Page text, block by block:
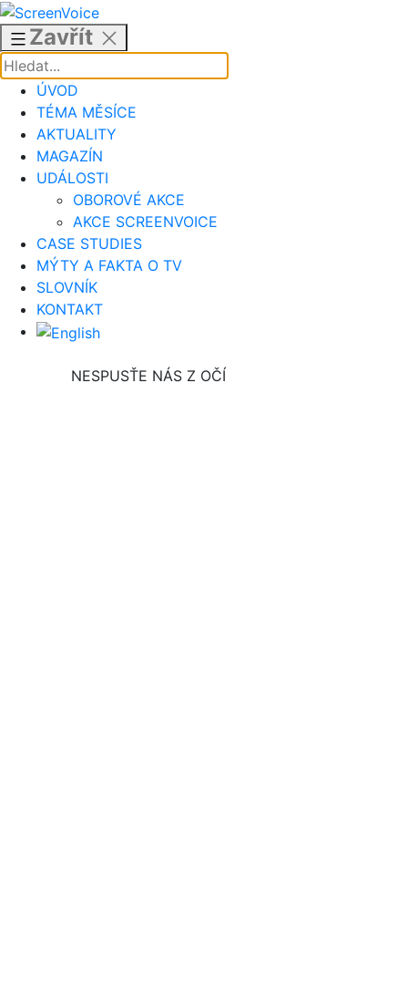
Přejít
obsahu
Zavřít
ÚVOD
TÉMA MĚSÍCE
AKTUALITY
MAGAZÍN
UDÁLOSTI
OBOROVÉ AKCE
AKCE SCREENVOICE
CASE STUDIES
MÝTY A FAKTA O TV
SLOVNÍK
KONTAKT
NESPUSŤE NÁS Z OČÍ